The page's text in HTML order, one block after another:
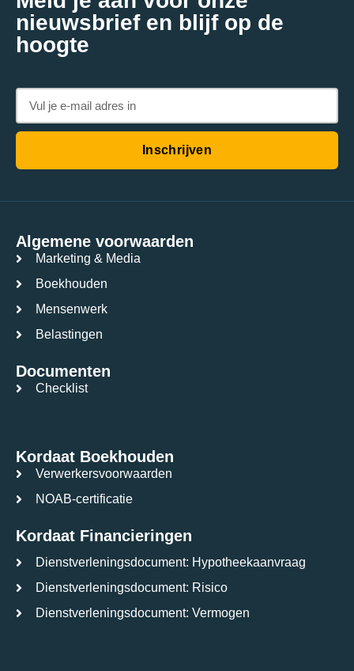
nieuwsbrief en blijf op de
hoogte
Inschrijven
Algemene voorwaarden
Marketing & Media
Boekhouden
Mensenwerk
Belastingen
Documenten
Checklist
Kordaat Boekhouden
Verwerkersvoorwaarden
NOAB-certificatie
Kordaat Financieringen
Dienstverleningsdocument: Hypotheekaanvraag
Dienstverleningsdocument: Risico
Dienstverleningsdocument: Vermogen